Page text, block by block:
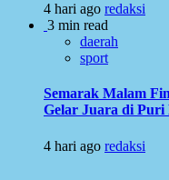
4 hari ago redaksi
3 min read
daerah
sport
Semarak Malam
Gelar Juara di Puri
4 hari ago redaksi